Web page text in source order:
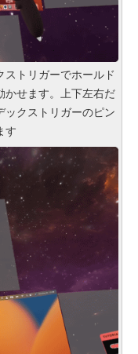
ストリガーでホールド
かせます。上下左右だ
ックストリガーのピン
す